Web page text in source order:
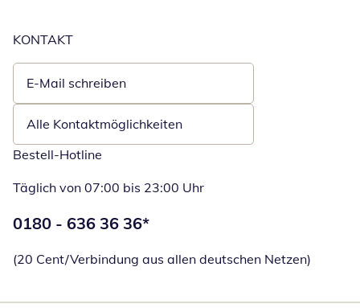
KONTAKT
E-Mail schreiben
Öffnet E-Mail-Client
Alle Kontaktmöglichkeiten
Bestell-Hotline
Täglich von 07:00 bis 23:00 Uhr
Telefonnummer:
0180 - 636 36 36*
(20 Cent/Verbindung aus allen deutschen Netzen)